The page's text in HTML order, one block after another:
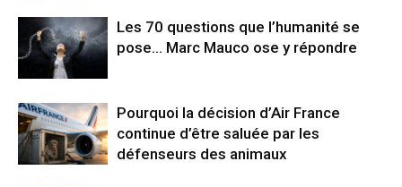
Les 70 questions que l’humanité se
pose… Marc Mauco ose y répondre
Pourquoi la décision d’Air France
continue d’être saluée par les
défenseurs des animaux